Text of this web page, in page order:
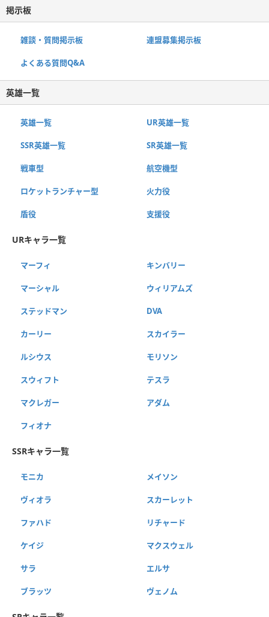
掲示板
雑談・質問掲示板 連盟募集掲示板
よくある質問Q&A
英雄一覧
英雄一覧 UR英雄一覧
SSR英雄一覧 SR英雄一覧
戦車型 航空機型
ロケットランチャー型 火力役
盾役 支援役
URキャラ一覧
マーフィ キンバリー
マーシャル ウィリアムズ
ステッドマン DVA
カーリー スカイラー
ルシウス モリソン
スウィフト テスラ
マクレガー アダム
フィオナ
SSRキャラ一覧
モニカ メイソン
ヴィオラ スカーレット
ファハド リチャード
ケイジ マクスウェル
サラ エルサ
ブラッツ ヴェノム